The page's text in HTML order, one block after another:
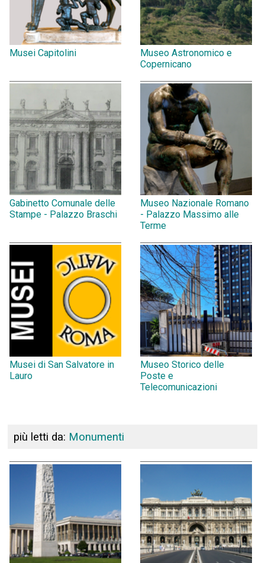
Musei Capitolini
Museo Astronomico e
Copernicano
Gabinetto Comunale delle
Stampe - Palazzo Braschi
Museo Nazionale Romano
- Palazzo Massimo alle
Terme
Musei di San Salvatore in
Lauro
Museo Storico delle
Poste e
Telecomunicazioni
più letti da: Monumenti